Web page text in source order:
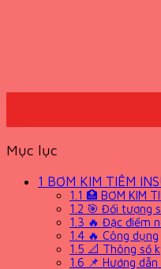
Mục lục
1 BƠM KIM TIÊM
1.1 🏥 BƠM KIM
1.2 🎯 Đối tượng
1.3 🔥 Đặc điểm
1.4 🔥 Công dụng
1.5 📐 Thông số
1.6 📌 Hướng